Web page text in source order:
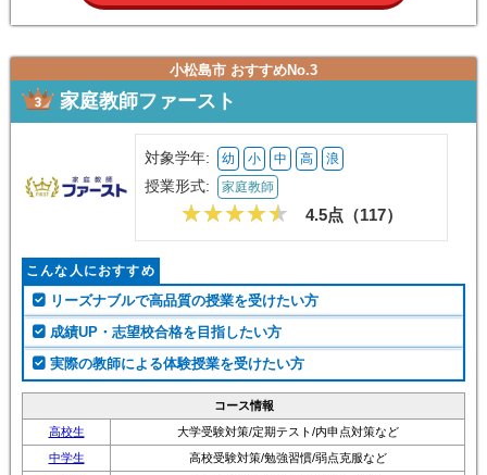
小松島市 おすすめNo.3
家庭教師ファースト
対象学年: 幼 小 中 高 浪
授業形式: 家庭教師
4.5点（117）
こんな人におすすめ
リーズナブルで高品質の授業を受けたい方
成績UP・志望校合格を目指したい方
実際の教師による体験授業を受けたい方
コース情報
高校生
大学受験対策/定期テスト/内申点対策など
中学生
高校受験対策/勉強習慣/弱点克服など